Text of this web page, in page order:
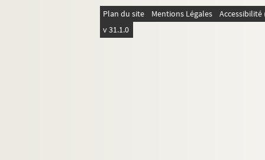
Plan du site Mentions Légales
v 31.1.0